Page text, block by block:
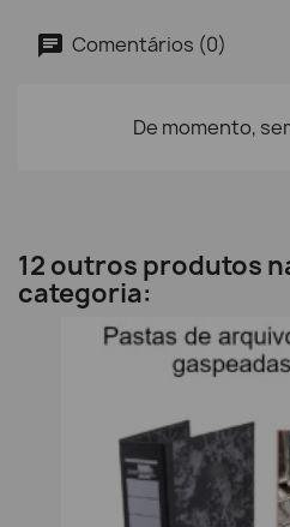
Comentários (0)
De momento,
12 outros produtos
categoria: